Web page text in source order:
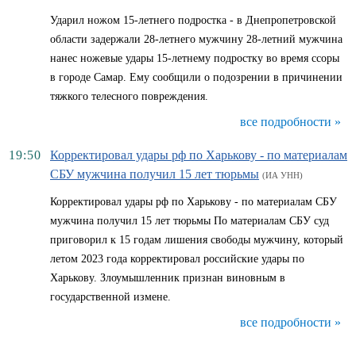
Ударил ножом 15-летнего подростка - в Днепропетровской
области задержали 28-летнего мужчину 28-летний мужчина
нанес ножевые удары 15-летнему подростку во время ссоры
в городе Самар. Ему сообщили о подозрении в причинении
тяжкого телесного повреждения.
все подробности »
19:50
Корректировал удары рф по Харькову - по материалам
СБУ мужчина получил 15 лет тюрьмы (ИА УНН)
Корректировал удары рф по Харькову - по материалам СБУ
мужчина получил 15 лет тюрьмы По материалам СБУ суд
приговорил к 15 годам лишения свободы мужчину, который
летом 2023 года корректировал российские удары по
Харькову. Злоумышленник признан виновным в
государственной измене.
все подробности »